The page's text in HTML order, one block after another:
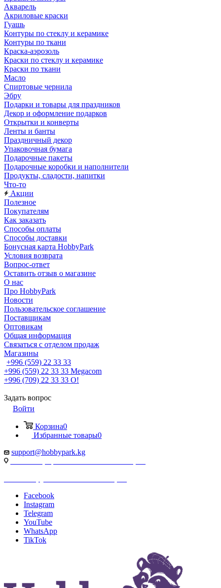
Акварель
Акриловые краски
Гуашь
Контуры по стеклу и керамике
Контуры по ткани
Краска-аэрозоль
Краски по стеклу и керамике
Краски по ткани
Масло
Спиртовые чернила
Эбру
Подарки и товары для праздников
Декор и оформление подарков
Открытки и конверты
Ленты и банты
Праздничный декор
Упаковочная бумага
Подарочные пакеты
Подарочные коробки и наполнители
Продукты, сладости, напитки
Что-то
Акции
Полезное
Покупателям
Как заказать
Способы оплаты
Способы доставки
Бонусная карта HobbyPark
Условия возврата
Вопрос-ответ
Оставить отзыв о магазине
О нас
Про HobbyPark
Новости
Пользовательское соглашение
Поставщикам
Оптовикам
Общая информация
Связаться с отделом продаж
Магазины
+996 (559) 22 33 33
+996 (559) 22 33 33 Megacom
+996 (709) 22 33 33 O!
Задать вопрос
Войти
Корзина0
Избранные товары0
support@hobbypark.kg
Facebook
Instagram
Telegram
YouTube
WhatsApp
TikTok